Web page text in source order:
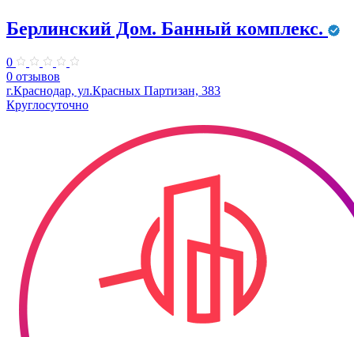
Берлинский Дом. Банный комплекс.
0
0 отзывов
г.Краснодар, ул.Красных Партизан, 383
Круглосуточно